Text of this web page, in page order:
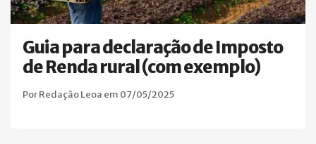
Guia para declaração de Imposto
de Renda rural (com exemplo)
Por Redação Leoa em 07/05/2025